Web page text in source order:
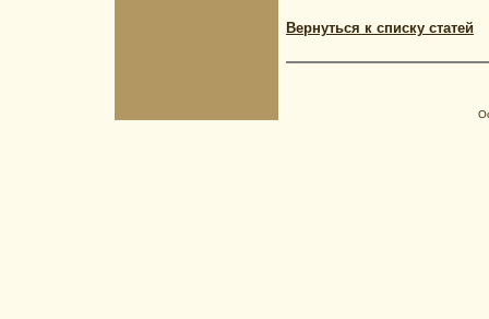
Вернуться к списку статей